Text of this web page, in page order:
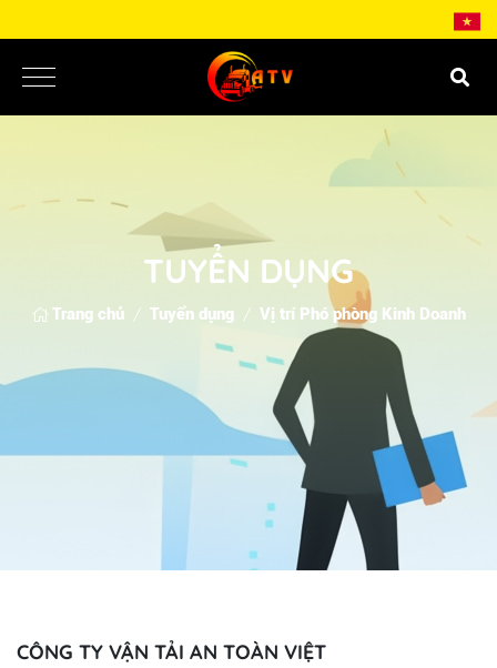
TUYỂN DỤNG
Trang chủ Tuyển dụng Vị trí Phó phòng Kinh Doanh
CÔNG TY VẬN TẢI AN TOÀN VIỆT